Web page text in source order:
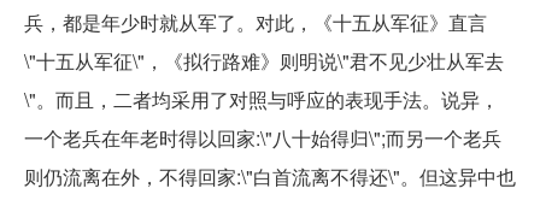
兵，都是年少时就从军了。对此，《十五从军征》直言
\"十五从军征\"，《拟行路难》则明说\"君不见少壮从军去
\"。而且，二者均采用了对照与呼应的表现手法。说异，
一个老兵在年老时得以回家:\"八十始得归\";而另一个老兵
则仍流离在外，不得回家:\"白首流离不得还\"。但这异中也